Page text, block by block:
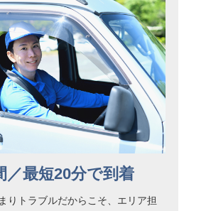
／最短20分で到着
りトラブルだからこそ、エリア担